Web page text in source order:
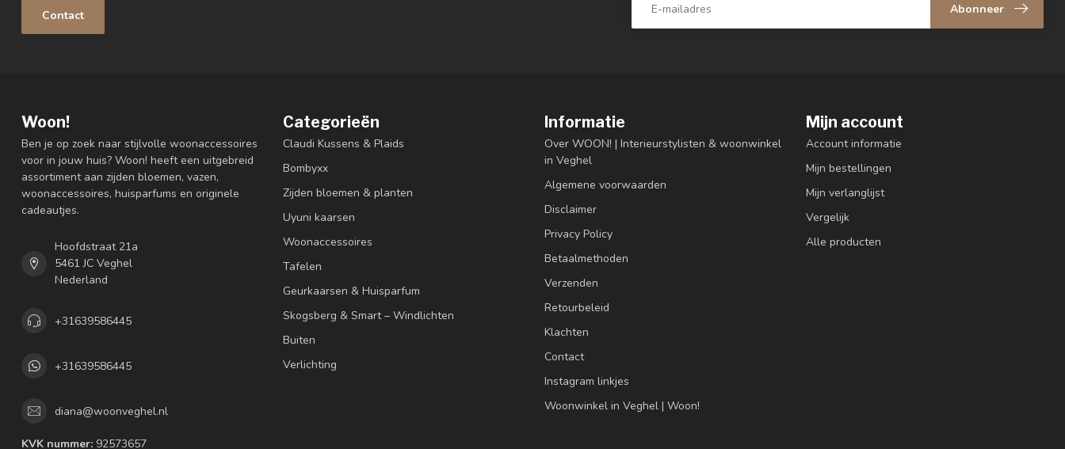
Contact Abonneer
Woon!
Ben je op zoek naar stijlvolle woonaccessoires
voor in jouw huis? Woon! heeft een uitgebreid
assortiment aan zijden bloemen, vazen,
woonaccessoires, huisparfums en originele
cadeautjes.
Hoofdstraat 21a
5461 JC Veghel
Nederland
+31639586445
+31639586445
diana@woonveghel.nl
KVK nummer: 92573657
Categorieën
Claudi Kussens & Plaids
Bombyxx
Zijden bloemen & planten
Uyuni kaarsen
Woonaccessoires
Tafelen
Geurkaarsen & Huisparfum
Skogsberg & Smart – Windlichten
Buiten
Verlichting
Informatie
Over WOON! | Interieurstylisten & woonwinkel
in Veghel
Algemene voorwaarden
Disclaimer
Privacy Policy
Betaalmethoden
Verzenden
Retourbeleid
Klachten
Contact
Instagram linkjes
Woonwinkel in Veghel | Woon!
Mijn account
Account informatie
Mijn bestellingen
Mijn verlanglijst
Vergelijk
Alle producten